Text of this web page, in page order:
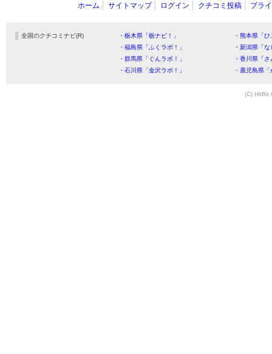
ホーム サイトマップ ログイン クチコミ投稿 プラ
全国のクチコミナビ(R) ・栃木県「栃ナビ！」
・熊本県「
・福島県「ふくラボ！」
・新潟県「
・群馬県「ぐんラボ！」
・香川県「
・石川県「金沢ラボ！」
・鹿児島県
(C) HitBit